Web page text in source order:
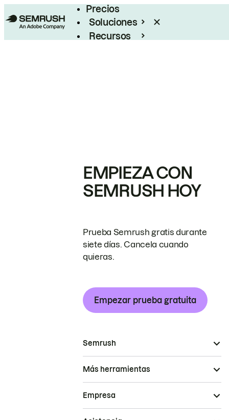
Precios
Soluciones
Recursos
EMPIEZA CON
SEMRUSH HOY
Prueba Semrush gratis durante
siete días. Cancela cuando
quieras.
Empezar prueba gratuita
Semrush
Más herramientas
Empresa